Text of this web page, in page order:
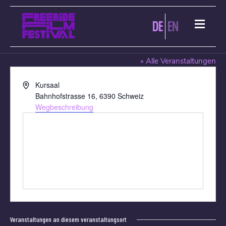
DE EN
ENGELBERG
« Alle Veranstaltungen
AdresseKursaal
Bahnhofstrasse 16, 6390 Schweiz
Wegbeschreibung
Veranstaltungen an diesem veranstaltungsort